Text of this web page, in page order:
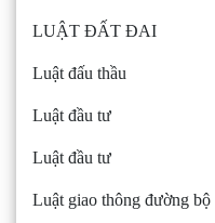
LUẬT ĐẤT ĐAI
Luật đấu thầu
Luật đầu tư
Luật đầu tư
Luật giao thông đường bộ